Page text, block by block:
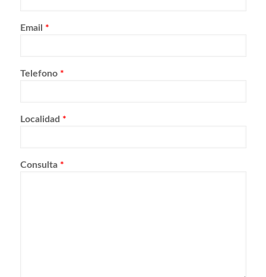
Email *
Telefono *
Localidad *
Consulta *